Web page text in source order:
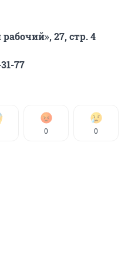
27, стр. 4
77
0 0